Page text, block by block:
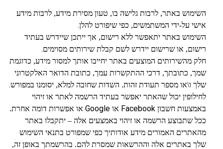
השימוש באתר, לרבות גלישה בו, טעון מסירת מידע, לרבות מידע
אישי על-ידי המשתמשים, כפי שיפורט להלן.
השימוש באתר יתאפשר ללא רישום, אך ייתכן שיידרש בעתיד
רישום, או שרישום יידרש לשם קבלת שירותים מסוימים.
חלק מהשירותים המוצעים באתר יחייבו אותך למסור מידע, כדוגמת
שמך, כתובתך, דרכי ההתקשרות עמך, כתובת הדואר האלקטרוני
שלך ו\או מספר תעודת זהות. השדות שחובה למלא, יסומנו במפורש.
לחילופין יכול שהאתר יאפשר בעתיד הרשמה לאתר או זיהוי
באמצעות חשבון Facebook או Google או אפשרות דומה אחרת.
ככל שתבוצע הרשמה או זיהוי באמצעים אלה – יתקבלו באתר
מהאתרים האמורים מידע אודותיך כפי שמפורט בתנאי השימוש
שלך באתרים אלה וההרשאות שמסרת להם. בהרשמתך באופן זה,